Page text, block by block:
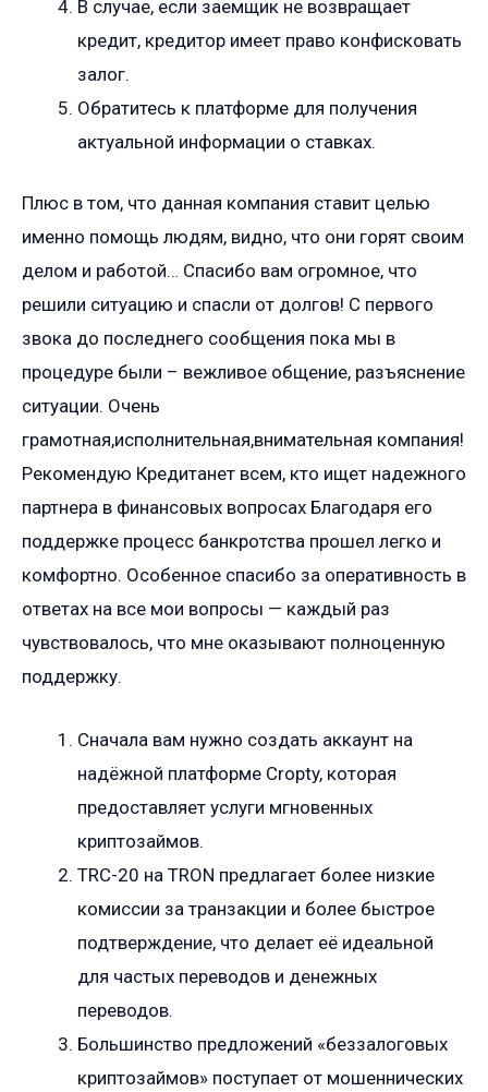
В случае, если заемщик не возвращает
кредит, кредитор имеет право конфисковать
залог.
Обратитесь к платформе для получения
актуальной информации о ставках.
Плюс в том, что данная компания ставит целью
именно помощь людям, видно, что они горят своим
делом и работой… Спасибо вам огромное, что
решили ситуацию и спасли от долгов! С первого
звока до последнего сообщения пока мы в
процедуре были – вежливое общение, разъяснение
ситуации. Очень
грамотная,исполнительная,внимательная компания!
Рекомендую Кредитанет всем, кто ищет надежного
партнера в финансовых вопросах Благодаря его
поддержке процесс банкротства прошел легко и
комфортно. Особенное спасибо за оперативность в
ответах на все мои вопросы — каждый раз
чувствовалось, что мне оказывают полноценную
поддержку.
Сначала вам нужно создать аккаунт на
надёжной платформе Cropty, которая
предоставляет услуги мгновенных
криптозаймов.
TRC-20 на TRON предлагает более низкие
комиссии за транзакции и более быстрое
подтверждение, что делает её идеальной
для частых переводов и денежных
переводов.
Большинство предложений «беззалоговых
криптозаймов» поступает от мошеннических